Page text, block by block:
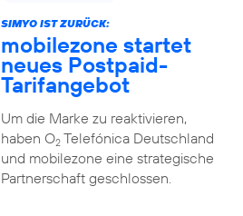
SIMYO IST ZURÜCK:
mobilezone startet
neues Postpaid-
Tarifangebot
Um die Marke zu reaktivieren,
haben O2Telefónica Deutschland
und mobilezone eine strategische
Partnerschaft geschlossen.